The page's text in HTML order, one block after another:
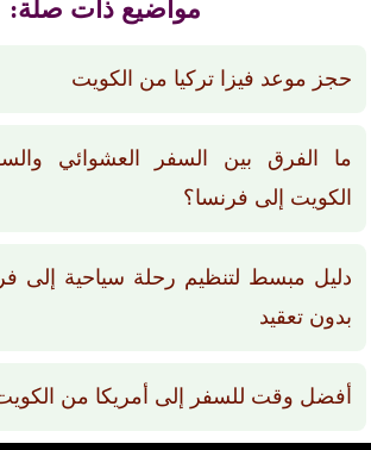
مواضيع ذات صلة:
حجز موعد فيزا تركيا من الكويت
ما الفرق بين السفر العشوائي
الكويت إلى فرنسا؟
دليل مبسط لتنظيم رحلة سياحية إلى
بدون تعقيد
أفضل وقت للسفر إلى أمريكا من